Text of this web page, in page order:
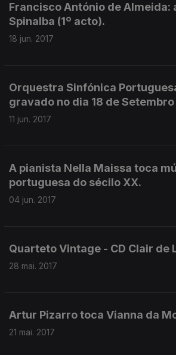
Francisco António de Almeida:
Spinalba (1º acto).
18 jun. 2017
Orquestra Sinfónica
gravado no dia 18 de
11 jun. 2017
A pianista Nella Maissa toca
portuguesa do sécilo XX.
04 jun. 2017
Quarteto Vintage - CD Clair de
28 mai. 2017
Artur Pizarro toca Vianna da
21 mai. 2017